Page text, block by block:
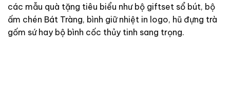
các mẫu quà tặng tiêu biểu như bộ giftset sổ bút, bộ
ấm chén Bát Tràng, bình giữ nhiệt in logo, hũ đựng trà
gốm sứ hay bộ bình cốc thủy tinh sang trọng.